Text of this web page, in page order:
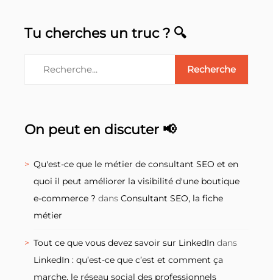
Tu cherches un truc ? 🔍
On peut en discuter 📢
Qu'est-ce que le métier de consultant SEO et en
quoi il peut améliorer la visibilité d'une boutique
e-commerce ? dans Consultant SEO, la fiche
métier
Tout ce que vous devez savoir sur LinkedIn dans
LinkedIn : qu’est-ce que c’est et comment ça
marche, le réseau social des professionnels